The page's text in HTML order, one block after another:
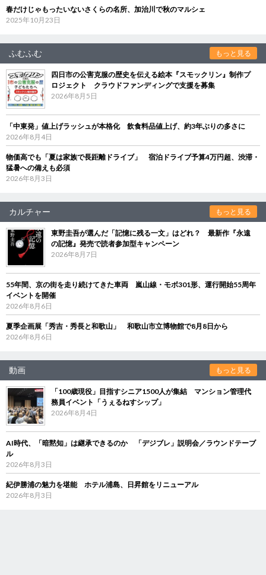
春だけじゃもったいないさくらの名所、加治川で秋のマルシェ
2025年10月23日
ふむふむ もっと見る
四日市の公害克服の歴史を伝える絵本『スモックリン』制作プ
ロジェクト クラウドファンディングで支援を募集
2026年8月5日
「中東発」値上げラッシュが本格化 飲食料品値上げ、約3年ぶりの多さに
2026年8月4日
物価高でも「夏は家族で長距離ドライブ」 宿泊ドライブ予算4万円超、渋滞・
猛暑への備えも必須
2026年8月3日
カルチャー もっと見る
東野圭吾が選んだ「記憶に残る一文」はどれ？ 最新作『永遠
の記憶』発売で読者参加型キャンペーン
2026年8月7日
55年間、京の街を走り続けてきた車両 嵐山線・モボ301形、運行開始55周年
イベントを開催
2026年8月6日
夏季企画展「秀吉・秀長と和歌山」 和歌山市立博物館で8月8日から
2026年8月6日
動画 もっと見る
「100歳現役」目指すシニア1500人が集結 マンション管理代
務員イベント「うぇるねすシップ」
2026年8月4日
AI時代、「暗黙知」は継承できるのか 「デジブレ」説明会／ラウンドテーブ
ル
2026年8月3日
紀伊勝浦の魅力を堪能 ホテル浦島、日昇館をリニューアル
2026年8月3日